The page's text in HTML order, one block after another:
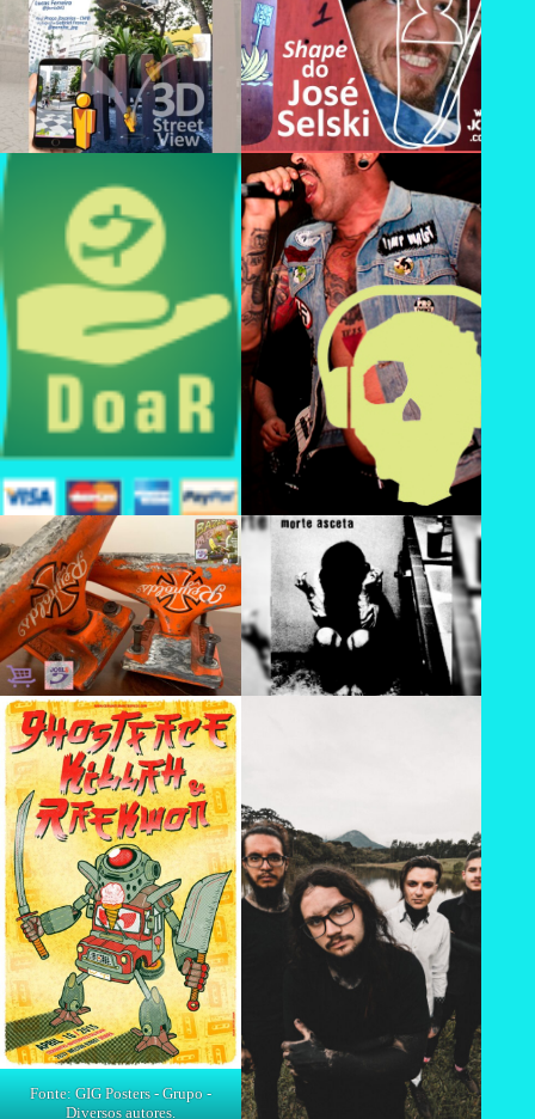
Fonte: GIG Posters - Grupo -
Diversos autores.